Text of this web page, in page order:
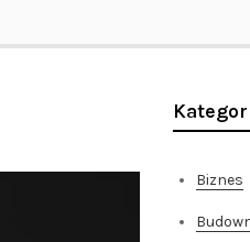
Biznes